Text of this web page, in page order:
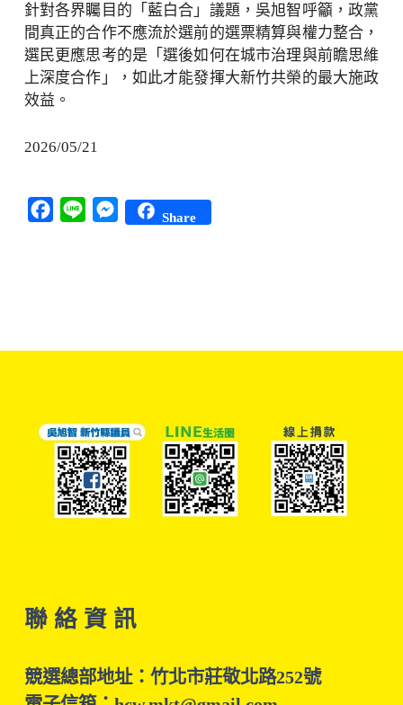
針對各界矚目的「藍白合」議題，吳旭智呼籲，政黨
間真正的合作不應流於選前的選票精算與權力整合，
選民更應思考的是「選後如何在城市治理與前瞻思維
上深度合作」，如此才能發揮大新竹共榮的最大施政
效益。
2026/05/21
Facebook
Line Messenger
Share
聯 絡 資 訊
競選總部地址：竹北市莊敬北路252號